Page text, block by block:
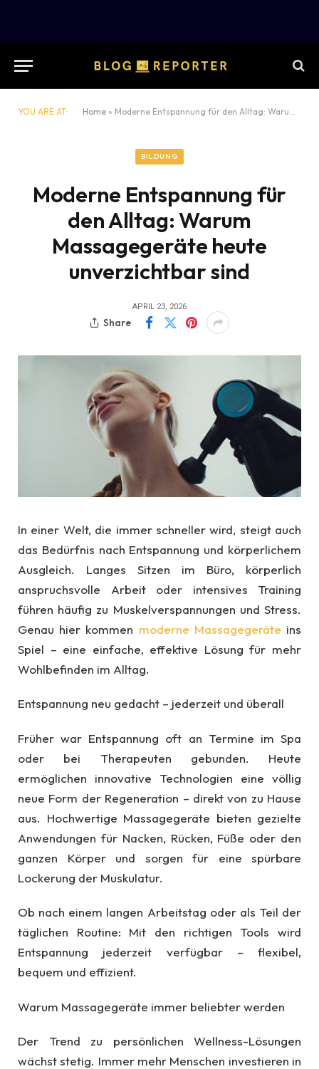
YOU ARE AT: Home » Moderne Entspannung für den Alltag: Warum Massagegeräte heute unverzichtbar sind
BILDUNG
Moderne Entspannung für
den Alltag: Warum
Massagegeräte heute
unverzichtbar sind
APRIL 23, 2026
Share
In einer Welt, die immer schneller wird, steigt auch
das Bedürfnis nach Entspannung und körperlichem
Ausgleich. Langes Sitzen im Büro, körperlich
anspruchsvolle Arbeit oder intensives Training
führen häufig zu Muskelverspannungen und Stress.
Genau hier kommen moderne Massagegeräte ins
Spiel – eine einfache, effektive Lösung für mehr
Wohlbefinden im Alltag.
Entspannung neu gedacht – jederzeit und überall
Früher war Entspannung oft an Termine im Spa
oder bei Therapeuten gebunden. Heute
ermöglichen innovative Technologien eine völlig
neue Form der Regeneration – direkt von zu Hause
aus. Hochwertige Massagegeräte bieten gezielte
Anwendungen für Nacken, Rücken, Füße oder den
ganzen Körper und sorgen für eine spürbare
Lockerung der Muskulatur.
Ob nach einem langen Arbeitstag oder als Teil der
täglichen Routine: Mit den richtigen Tools wird
Entspannung jederzeit verfügbar – flexibel,
bequem und effizient.
Warum Massagegeräte immer beliebter werden
Der Trend zu persönlichen Wellness-Lösungen
wächst stetig. Immer mehr Menschen investieren in